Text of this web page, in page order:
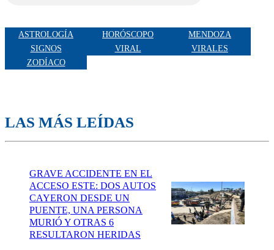
ASTROLOGÍA HORÓSCOPO
MENDOZA
SIGNOS
VIRAL
VIRALES
ZODÍACO
LAS MÁS LEÍDAS
GRAVE ACCIDENTE EN EL
ACCESO ESTE: DOS AUTOS
CAYERON DESDE UN
PUENTE, UNA PERSONA
MURIÓ Y OTRAS 6
RESULTARON HERIDAS